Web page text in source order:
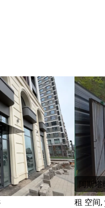
阿斯塔
租 空间